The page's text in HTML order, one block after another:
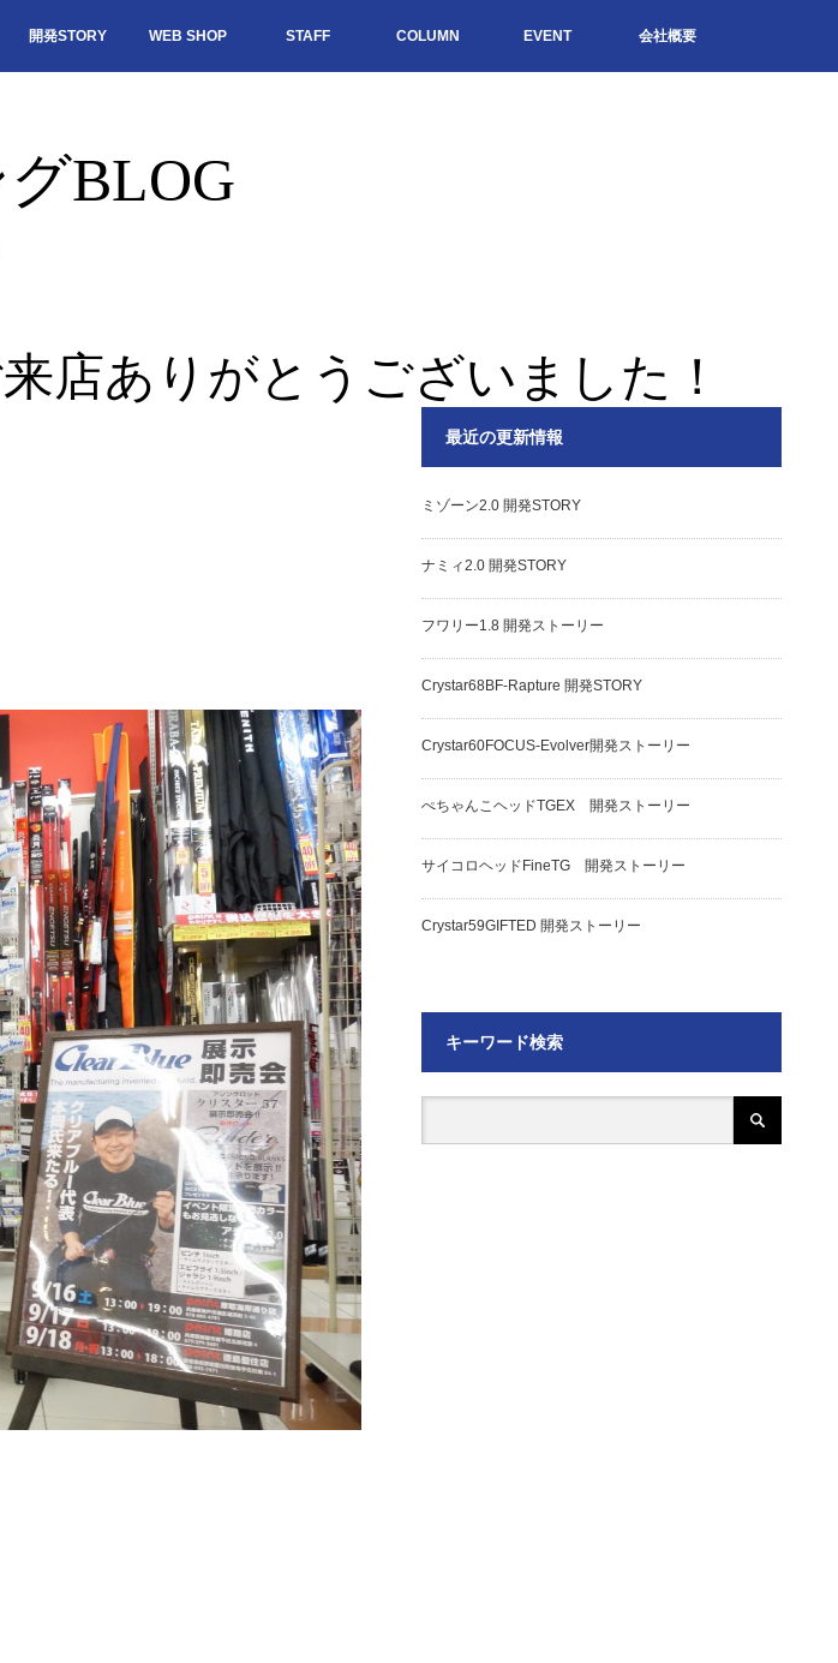
開発STORY WEB SHOP STAFF COLUMN EVENT 会社概要
BLOG
店ありがとうございました！
最近の更新情報
ミゾーン2.0 開発STORY
ナミィ2.0 開発STORY
フワリー1.8 開発ストーリー
Crystar68BF-Rapture 開発STORY
Crystar60FOCUS-Evolver開発ストーリー
ぺちゃんこヘッドTGEX 開発ストーリー
サイコロヘッドFineTG 開発ストーリー
Crystar59GIFTED 開発ストーリー
キーワード検索